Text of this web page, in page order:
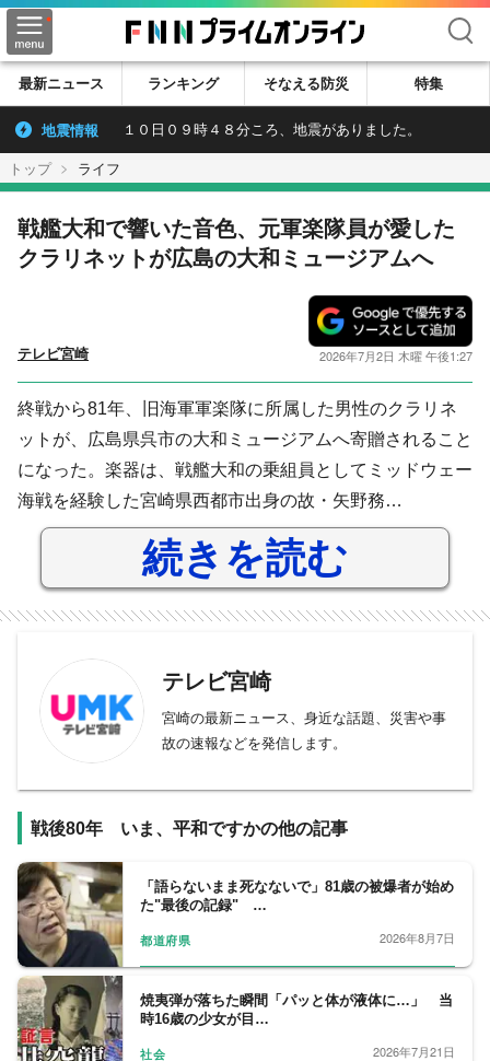
検索
最新ニュース ランキング そなえる防災 特集
地震情報 １０日０９時４８分ころ、地震がありました。
トップ ライフ
戦艦大和で響いた音色、元軍楽隊員が愛した
クラリネットが広島の大和ミュージアムへ
テレビ宮崎 2026年7月2日 木曜 午後1:27
終戦から81年、旧海軍軍楽隊に所属した男性のクラリネ
ットが、広島県呉市の大和ミュージアムへ寄贈されること
になった。楽器は、戦艦大和の乗組員としてミッドウェー
海戦を経験した宮崎県西都市出身の故・矢野務…
続きを読む
テレビ宮崎
宮崎の最新ニュース、身近な話題、災害や事
故の速報などを発信します。
戦後80年 いま、平和ですかの他の記事
「語らないまま死なないで」81歳の被爆者が始め
た"最後の記録" …
都道府県 2026年8月7日
焼夷弾が落ちた瞬間「パッと体が液体に…」 当
時16歳の少女が目…
社会 2026年7月21日